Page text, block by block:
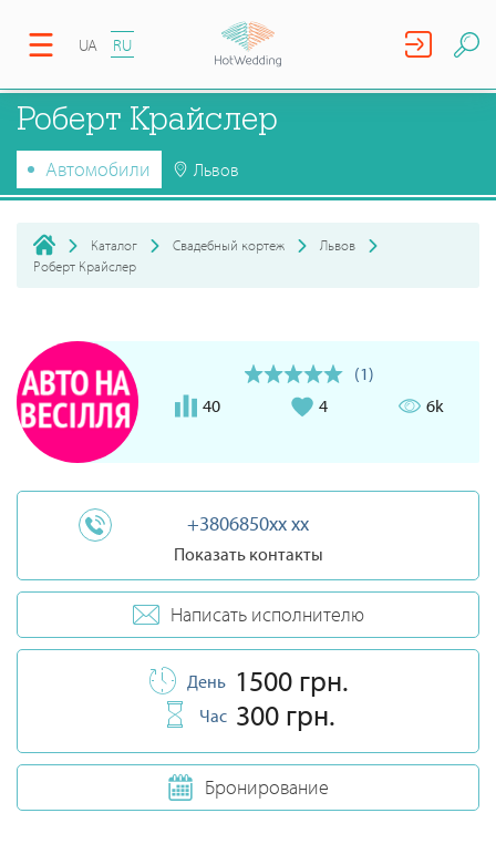
UA RU
Роберт Крайслер
Автомобили Львов
Каталог Свадебный кортеж
Львов
Роберт Крайслер
(1)
40
4 6k
+3806850xx xx
Показать контакты
Написать исполнителю
День 1500 грн.
Час 300 грн.
Бронирование